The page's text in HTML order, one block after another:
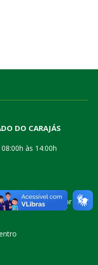
DO CARAJÁS
às 14:00h